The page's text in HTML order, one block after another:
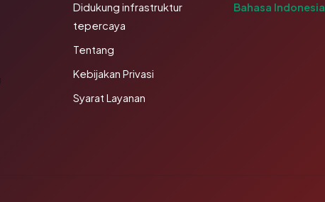
Didukung infrastruktur
tepercaya
Tentang
Kebijakan Privasi
Syarat Layanan
Bahasa Indonesia